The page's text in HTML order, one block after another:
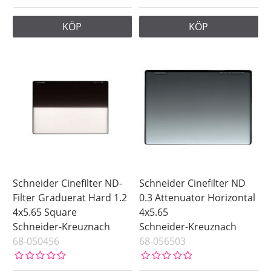
KÖP KÖP
Schneider Cinefilter ND-
Filter Graduerat Hard 1.2
4x5.65 Square
Schneider-Kreuznach
68-050456
Schneider Cinefilter ND
0.3 Attenuator Horizontal
4x5.65
Schneider-Kreuznach
68-056503